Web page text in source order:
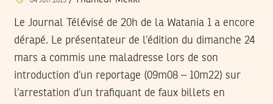
Le Journal Télévisé de 20h de la Watania 1 a encore
dérapé. Le présentateur de l’édition du dimanche 24
mars a commis une maladresse lors de son
introduction d’un reportage (09m08 – 10m22) sur
l’arrestation d’un trafiquant de faux billets en